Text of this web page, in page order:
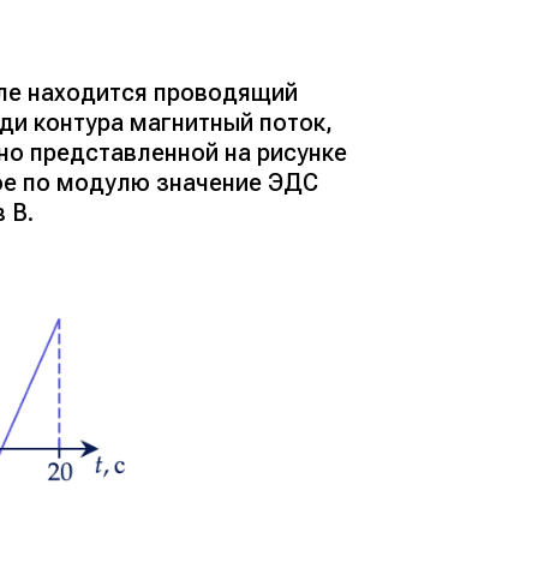
находится проводящий
контура магнитный поток,
представленной на рисунке
по модулю значение ЭДС
В.